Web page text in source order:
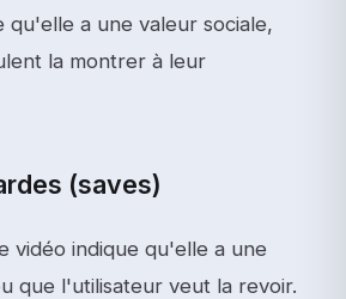
qu'elle a une valeur sociale,
la montrer à leur
(saves)
vidéo indique qu'elle a une
que l'utilisateur veut la revoir.